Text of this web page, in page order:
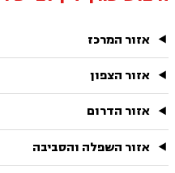
אזור המרכז
אזור הצפון
אזור הדרום
אזור השפלה והסביבה